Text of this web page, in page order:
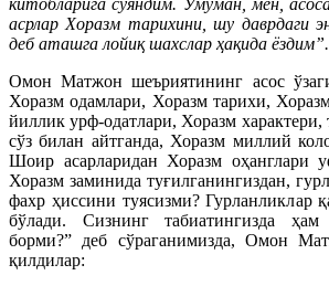
китобларига суяндим. Умуман, мен,
асрлар Хоразм тарихини, шу даврдаги
деб аташга лойиқ шахслар ҳақида ёздим”.
Омон Матжон шеъриятининг асос
Хоразм одамлари, Хоразм тарихи,
йиллик урф-одатлари, Хоразм
сўз билан айтганда, Хоразм миллий
Шоир асарларидан Хоразм оҳанглари
Хоразм заминида туғилганингиздан,
фахр ҳиссини туясизми? Гурланликлар
бўлади. Сизнинг табиатингизда
борми?” деб сўраганимизда, Омон
қилдилар: